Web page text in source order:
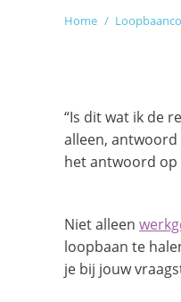
Home
“Is dit wat ik de
alleen, antwoord
het antwoord op
Niet alleen
loopbaan te
je bij jouw